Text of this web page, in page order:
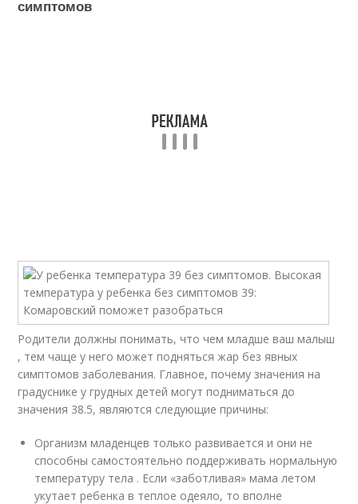
симптомов
Родители должны понимать, что чем младше ваш малыш
, тем чаще у него может подняться жар без явных
симптомов заболевания. Главное, почему значения на
градуснике у грудных детей могут подниматься до
значения 38.5, являются следующие причины:
Организм младенцев только развивается и они не
способны самостоятельно поддерживать нормальную
температуру тела . Если «заботливая» мама летом
укутает ребенка в теплое одеяло, то вполне